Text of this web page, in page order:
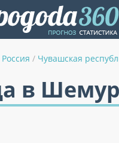
Россия / Чувашская
в